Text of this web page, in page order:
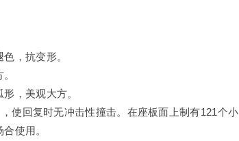
，抗变形。
，美观大方。
使回复时无冲击性撞击。在座板面上制有121个小
使用。